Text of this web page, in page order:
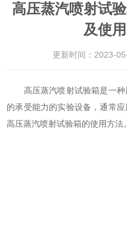
高压蒸汽喷射试
及使
更新时间：2023-
高压蒸汽喷射试验箱是一种
的承受能力的实验设备，通常
高压蒸汽喷射试验箱的使用方法。